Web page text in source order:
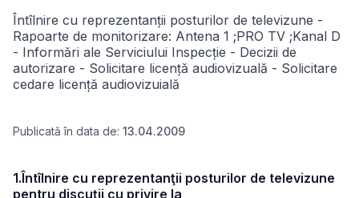
Întîlnire cu reprezentanții posturilor de televizune -
Rapoarte de monitorizare: Antena 1 ;PRO TV ;Kanal D
- Informări ale Serviciului Inspecție - Decizii de
autorizare - Solicitare licență audiovizuală - Solicitare
cedare licență audiovizuială
Publicată în data de: 13.04.2009
1.Întîlnire cu reprezentanţii posturilor de televizune
pentru discuţii cu privire la